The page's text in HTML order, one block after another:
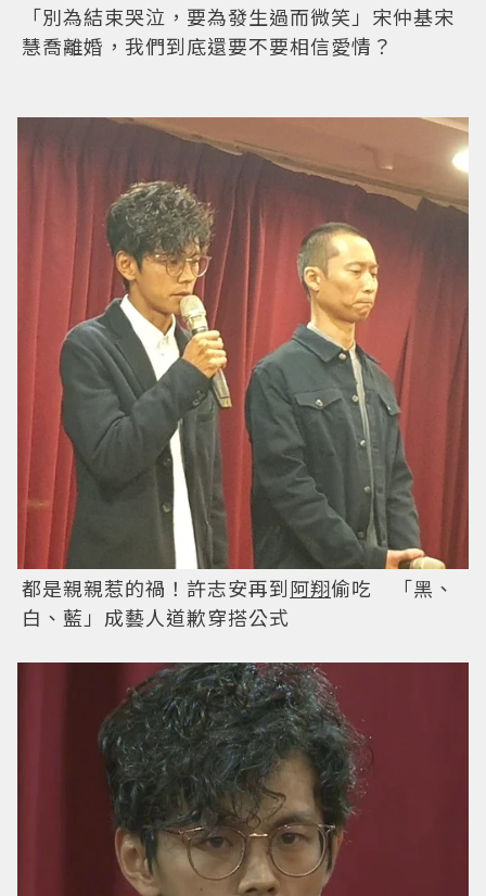
「別為結束哭泣，要為發生過而微笑」宋仲基宋
慧喬離婚，我們到底還要不要相信愛情？
都是親親惹的禍！許志安再到阿翔偷吃 「黑、
白、藍」成藝人道歉穿搭公式